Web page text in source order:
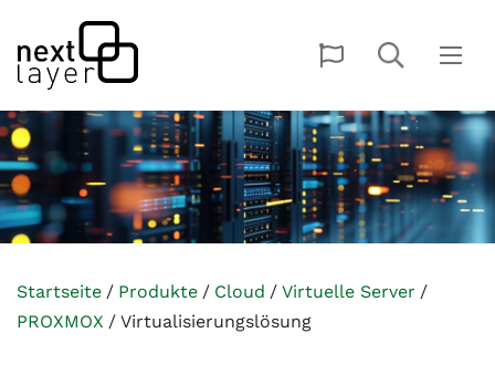
Startseite Produkte Cloud
Virtuelle Server
PROXMOX
Virtualisierungslösung